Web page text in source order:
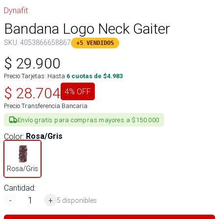
Dynafit
Bandana Logo Neck Gaiter
SKU: 4053866658867 +5 VENDIDOS
$ 29.900
Precio Tarjetas: Hasta 6 cuotas de $4.983
$ 28.704 4% OFF
Precio Transferencia Bancaria
Envío gratis para compras mayores a $150.000
Color: Rosa/Gris
Rosa/Gris
Cantidad:
-
+ 5 disponibles